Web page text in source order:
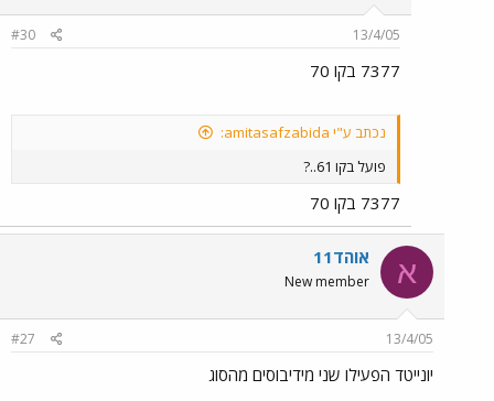
13/4/05
#30
7377 בקו 70
נכתב ע"י amitasafzabida:
פועל בקו 61..?
7377 בקו 70
א אוהד11
New member
13/4/05
#27
יונייטד הפעילו שני מידיבוסים מהסוג